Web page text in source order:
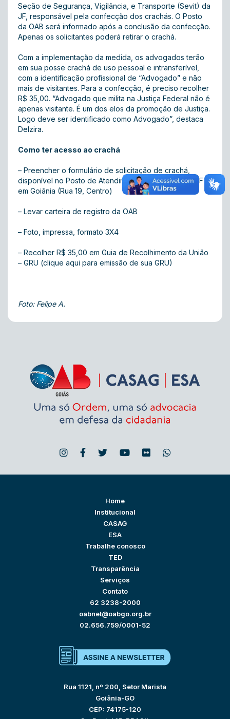
Seção de Segurança, Vigilância, e Transporte (Sevit) da
JF, responsável pela confecção dos crachás. O Posto
da OAB será informado após a conclusão da confecção.
Apenas os solicitantes poderá retirar o crachá.
Com a implementação da medida, os advogados terão
em sua posse crachá de uso pessoal e intransferível,
com a identificação profissional de “Advogado” e não
mais de visitantes. Para a confecção, é preciso recolher
R$ 35,00. “Advogado que milita na Justiça Federal não é
apenas visitante. É um dos elos da promoção de Justiça.
Logo deve ser identificado como Advogado”, destaca
Delzira.
Como ter acesso ao crachá
– Preencher o formulário de solicitação de crachá,
disponível no Posto de Atendimento da OAB-GO na JF
em Goiânia (Rua 19, Centro)
– Levar carteira de registro da OAB
– Foto, impressa, formato 3X4
– Recolher R$ 35,00 em Guia de Recolhimento da União
– GRU (clique aqui para emissão de sua GRU)
Foto: Felipe A.
Home
Institucional
CASAG
ESA
Trabalhe conosco
TED
Transparência
Serviços
Contato
62 3238-2000
oabnet@oabgo.org.br
02.656.759/0001-52
Rua 1121, nº 200, Setor Marista
Goiânia-GO
CEP: 74175-120